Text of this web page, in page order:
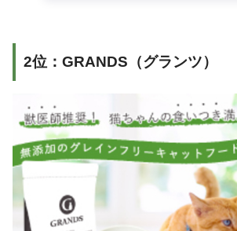
2位：GRANDS（グランツ）